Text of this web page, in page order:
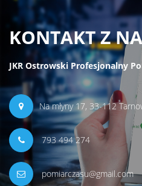
KONTAKT Z
JKR Ostrowski Profesjonalny
Na młyny 17, 33-112
793 494 274
pomiarczasu@gmail.com